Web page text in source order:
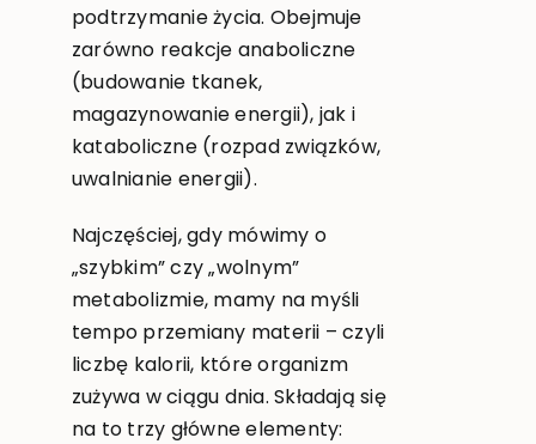
podtrzymanie życia. Obejmuje
zarówno reakcje anaboliczne
(budowanie tkanek,
magazynowanie energii), jak i
kataboliczne (rozpad związków,
uwalnianie energii).
Najczęściej, gdy mówimy o
„szybkim” czy „wolnym”
metabolizmie, mamy na myśli
tempo przemiany materii – czyli
liczbę kalorii, które organizm
zużywa w ciągu dnia. Składają się
na to trzy główne elementy: